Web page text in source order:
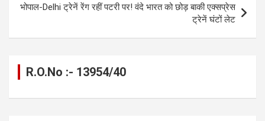
भोपाल-Delhi ट्रेनें रेंग रहीं पटरी पर! वंदे भारत को छोड़ बाकी एक्सप्रेस
ट्रेनें घंटों लेट
R.O.No :- 13954/40